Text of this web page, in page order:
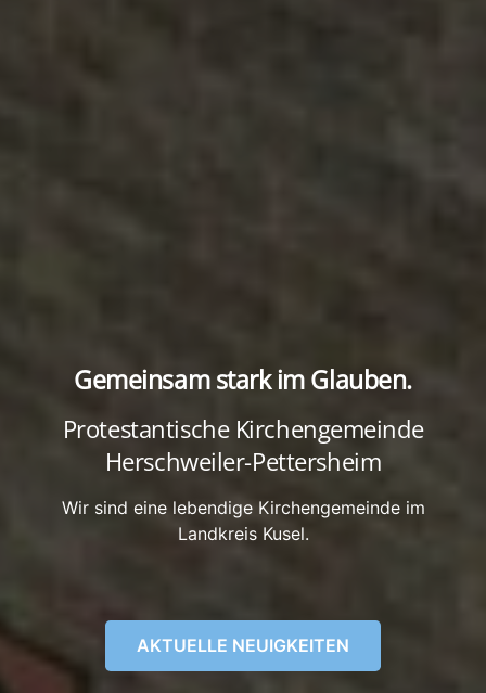
Gemeinsam stark im Glauben.
Protestantische Kirchengemeinde
Herschweiler-Pettersheim
Wir sind eine lebendige Kirchengemeinde im
Landkreis Kusel.
AKTUELLE NEUIGKEITEN